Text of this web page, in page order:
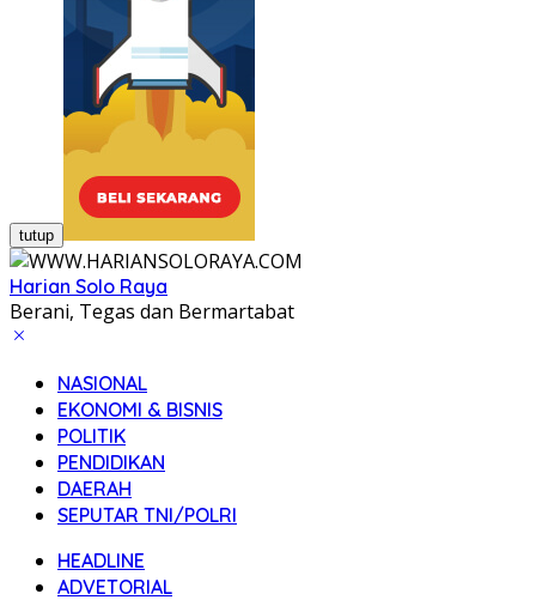
tutup
Harian Solo Raya
Berani, Tegas dan Bermartabat
NASIONAL
EKONOMI & BISNIS
POLITIK
PENDIDIKAN
DAERAH
SEPUTAR TNI/POLRI
HEADLINE
ADVETORIAL